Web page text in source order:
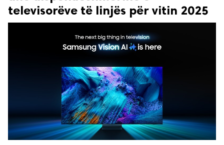
televisorëve të linjës për vitin 2025